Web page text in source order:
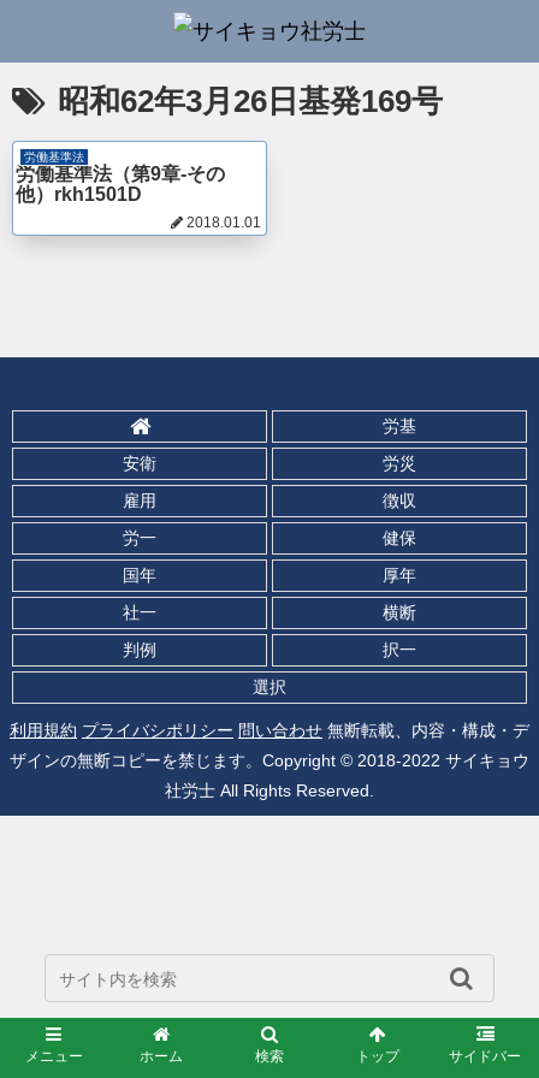
昭和62年3月26日基発169号
労働基準法
労働基準法（第9章-その
他）rkh1501D
2018.01.01
労基
安衛
労災
雇用
徴収
労一
健保
国年
厚年
社一
横断
判例
択一
選択
利用規約 プライバシポリシー 問い合わせ 無断転載、内容・構成・デ
ザインの無断コピーを禁じます。Copyright © 2018-2022 サイキョウ
社労士 All Rights Reserved.
メニュー ホーム 検索 トップ サイドバー